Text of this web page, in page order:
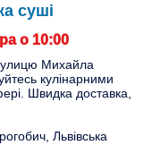
суші
о 10:00
Михайла
кулінарними
Швидка доставка,
Львівська